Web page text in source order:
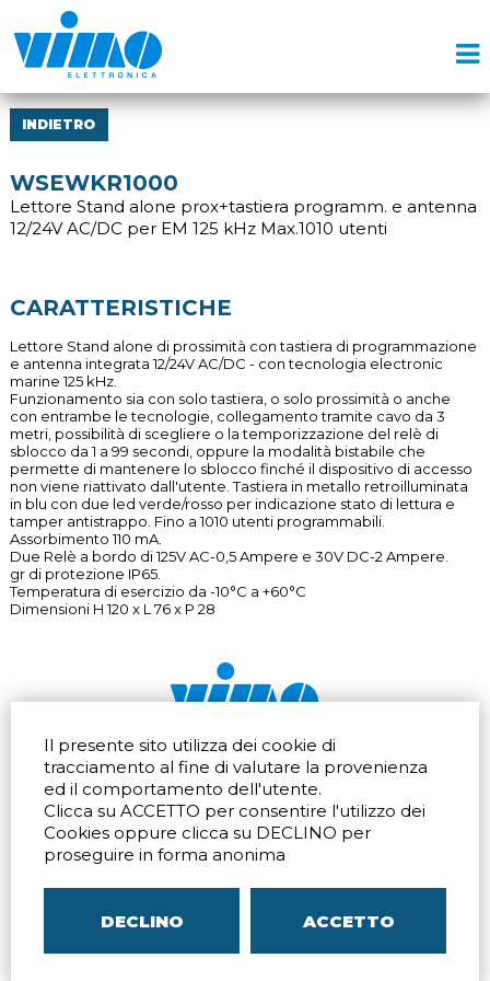
Il presente sito utilizza dei cookie di
tracciamento al fine di valutare la provenienza
ed il comportamento dell'utente.
Clicca su ACCETTO per consentire l'utilizzo dei
Cookies oppure clicca su DECLINO per
proseguire in forma anonima
DECLINO ACCETTO
INDIETRO
WSEWKR1000
Lettore Stand alone prox+tastiera programm. e antenna
12/24V AC/DC per EM 125 kHz Max.1010 utenti
CARATTERISTICHE
Lettore Stand alone di prossimità con tastiera di programmazione
e antenna integrata 12/24V AC/DC - con tecnologia electronic
marine 125 kHz.
Funzionamento sia con solo tastiera, o solo prossimità o anche
con entrambe le tecnologie, collegamento tramite cavo da 3
metri, possibilità di scegliere o la temporizzazione del relè di
sblocco da 1 a 99 secondi, oppure la modalità bistabile che
permette di mantenere lo sblocco finché il dispositivo di accesso
non viene riattivato dall'utente. Tastiera in metallo retroilluminata
in blu con due led verde/rosso per indicazione stato di lettura e
tamper antistrappo. Fino a 1010 utenti programmabili.
Assorbimento 110 mA.
Due Relè a bordo di 125V AC-0,5 Ampere e 30V DC-2 Ampere.
gr di protezione IP65.
Temperatura di esercizio da -10°C a +60°C
Dimensioni H 120 x L 76 x P 28
Via dell'artigianato 32Q
20865 Usmate Velate (MB)
Indicazioni Stradali
Tel. +39 039 672520
Fax +39 039 672568
Email
Via Pontina 583
Roma (RM) 00128
Tel.+39 06 80079273
Indicazioni Stradali
Via San Crispino 64
Padova (PD) 35129
P.IVA00804240968 05096770150– C.C.I.A.A. di